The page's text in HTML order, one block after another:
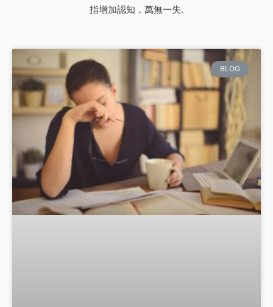
指增加認知，萬無一失.
BLOG